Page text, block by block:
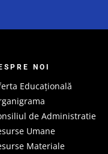
NOI
Educațională
de Administratie
Umane
Materiale